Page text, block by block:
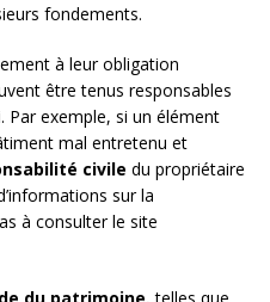
fondements.
à leur obligation
être tenus responsables
Par exemple, si un élément
mal entretenu et
civile du propriétaire
sur la
à consulter le site